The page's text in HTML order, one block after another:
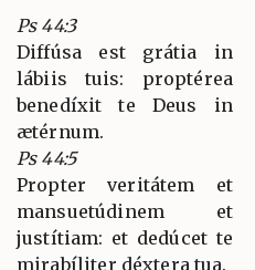
Ps 44:3
Diffúsa est grátia in
lábiis tuis: proptérea
benedíxit te Deus in
ætérnum.
Ps 44:5
Propter veritátem et
mansuetúdinem et
justítiam: et dedúcet te
mirabíliter déxtera tua.